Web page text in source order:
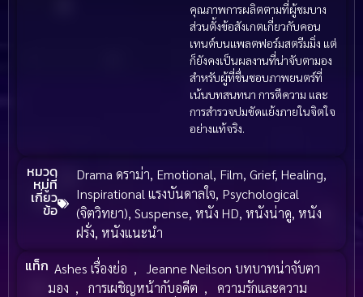
คุณภาพการผลิตตามที่ผู้ชมบาง
ส่วนตั้งข้อสังเกตเกี่ยวกับคอน
เทนต์บนแพลตฟอร์มสตรีมมิ่ง แต่
ก็ยังคงเป็นผลงานที่น่าจับตามอง
สำหรับผู้ที่ชื่นชอบภาพยนตร์ที่
เน้นบทสนทนา การตีความ และ
การสำรวจปมขัดแย้งภายในจิตใจ
อย่างแท้จริง.
หมวด
หมู่ที่
เกี่ยว
ข้อ
Drama ดราม่า, Emotional, Film,Grief,Healing,
Inspirational แรงบันดาลใจ, Psychological
(จิตวิทยา),Suspense,หนัง HD,หนังน่าดู,หนัง
ฝรั่ง,หนังแนะนำ
แท็ก Ashes เรื่องย่อ ,
Jeanne Neilson บทบาทน่าจับตา
มอง , การเผชิญหน้ากับอดีต ,
ความรักและความ